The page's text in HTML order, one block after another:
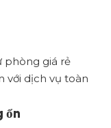
phòng giá rẻ
với dịch vụ toàn
ổn